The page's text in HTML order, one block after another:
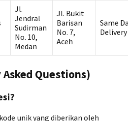
Jl.
Jendral
Sudirman
No. 10,
Medan
Jl. Bukit
Barisan
No. 7,
Aceh
Same
Delivery
Questions)
unik yang diberikan oleh